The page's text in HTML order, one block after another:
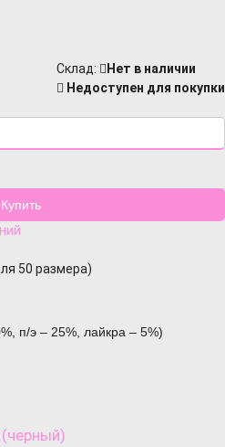
Cклад:
Нет в наличии
Недоступен для покупки
50 размера)
п/э – 25%, лайкра – 5%)